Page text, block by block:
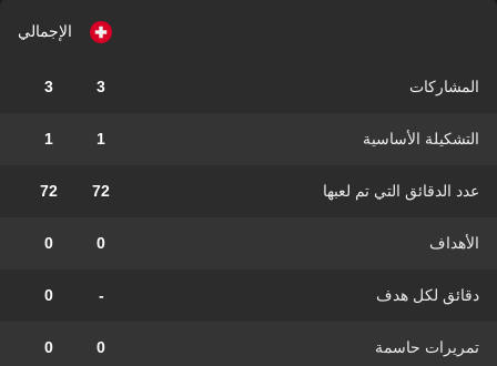
الإجمالي
المشاركات 3
3
التشكيلة الأساسية 1
1
عدد الدقائق التي تم لعبها 72
72
الأهداف 0
0
دقائق لكل هدف -
0
تمريرات حاسمة 0
0